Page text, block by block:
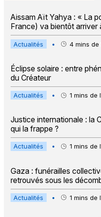
Aissam Aït Yahya : « La
France) va bientôt arriver
Actualités • 4 mins de
Éclipse solaire : entre
du Créateur
Actualités • 1 mins de
Justice internationale : la
qui la frappe ?
Actualités • 1 mins de
Gaza : funérailles
retrouvés sous les
Actualités • 1 mins de